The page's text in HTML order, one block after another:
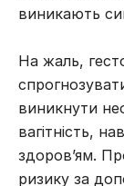
виникають
На жаль,
виникнути
вагітність,
здоров’ям.
ризику за